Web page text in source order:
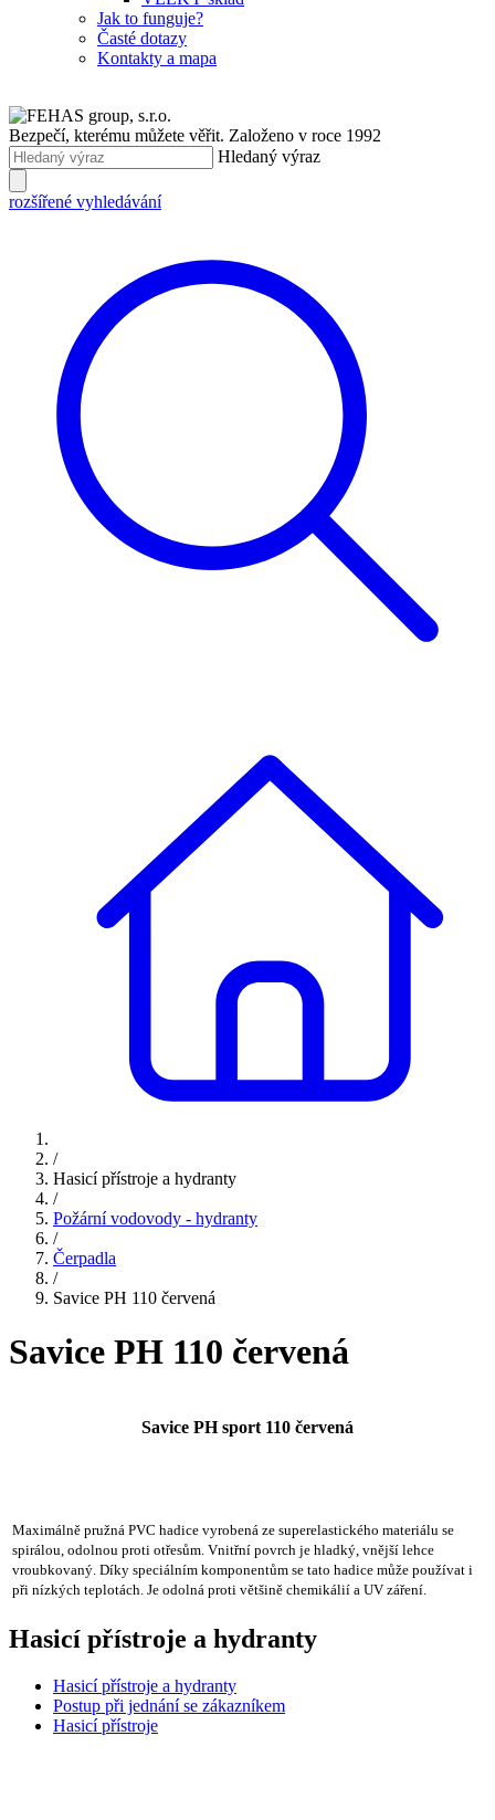
Jak to funguje?
Časté dotazy
Kontakty a mapa
Bezpečí, kterému můžete věřit. Založeno v roce 1992
Hledaný výraz
rozšířené vyhledávání
/
Hasicí přístroje a hydranty
/
Požární vodovody - hydranty
/
Čerpadla
/
Savice PH 110 červená
Savice PH 110 červená
Savice PH sport 110 červená
Maximálně pružná PVC hadice vyrobená ze superelastického materiálu se
spirálou, odolnou proti otřesům. Vnitřní povrch je hladký, vnější lehce
vroubkovaný. Díky speciálním komponentům se tato hadice může používat i
při nízkých teplotách. Je odolná proti většině chemikálií a UV záření.
Hasicí přístroje a hydranty
Hasicí přístroje a hydranty
Postup při jednání se zákazníkem
Hasicí přístroje